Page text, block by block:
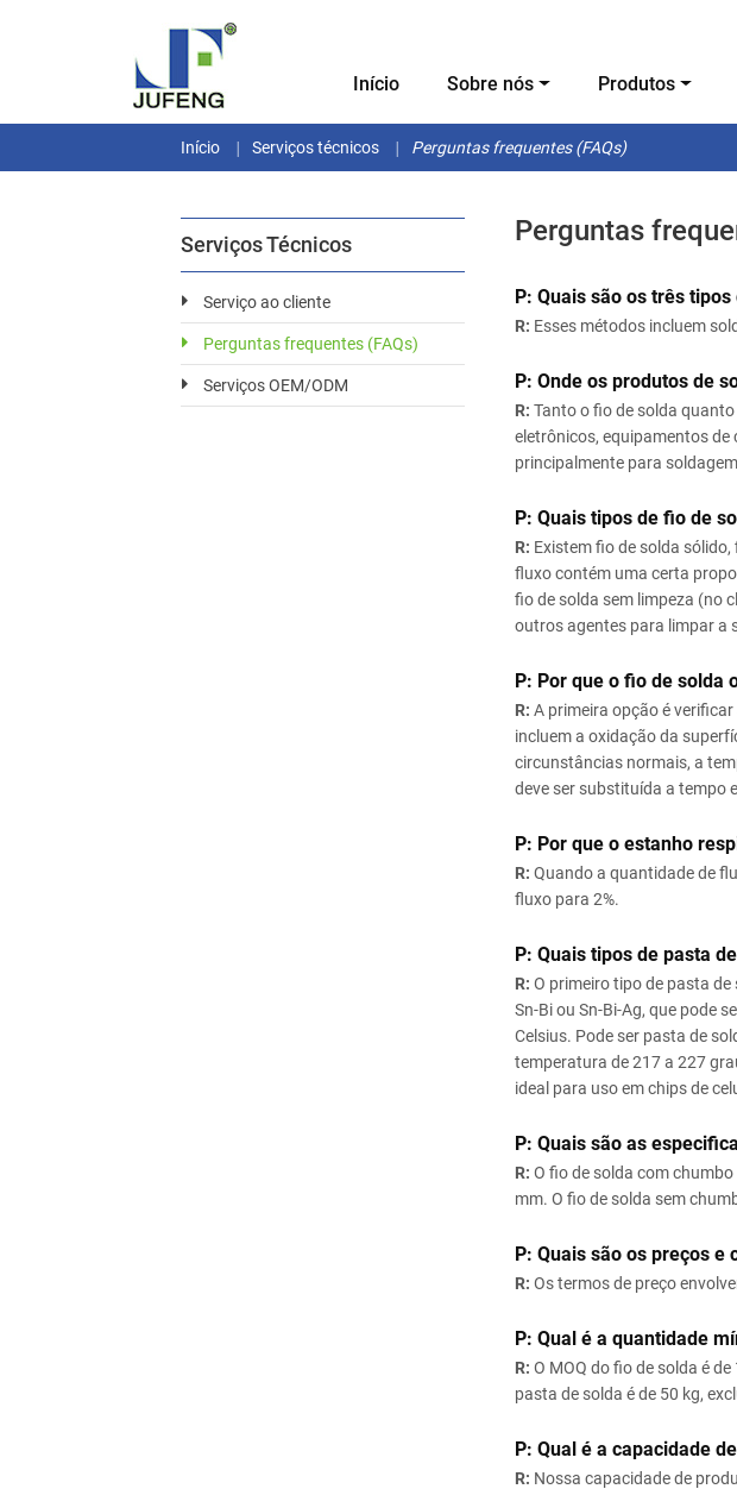
Início Sobre nós Produtos
Início Serviços técnicos Perguntas frequentes (FAQs)
Perguntas
P: Quais são os três
R: Esses métodos incluem
P: Onde os produtos de
R: Tanto o fio de solda
eletrônicos, equipamentos
principalmente para
P: Quais tipos de fio de
R: Existem fio de solda
fluxo contém uma certa
fio de solda sem limpeza (no
outros agentes para limpar a
P: Por que o fio de solda
R: A primeira opção é
incluem a oxidação da
circunstâncias normais, a
deve ser substituída a tempo
P: Por que o estanho
R: Quando a quantidade de
fluxo para 2%.
P: Quais tipos de pasta
R: O primeiro tipo de pasta
Sn-Bi ou Sn-Bi-Ag, que pode
Celsius. Pode ser pasta de
temperatura de 217 a 227
ideal para uso em chips de
P: Quais são as
R: O fio de solda com
mm. O fio de solda sem
P: Quais são os preços e
R: Os termos de preço
P: Qual é a quantidade
R: O MOQ do fio de solda é
pasta de solda é de 50 kg,
P: Qual é a capacidade
R: Nossa capacidade de
Serviços Técnicos
Serviço ao cliente
Perguntas frequentes (FAQs)
Serviços OEM/ODM